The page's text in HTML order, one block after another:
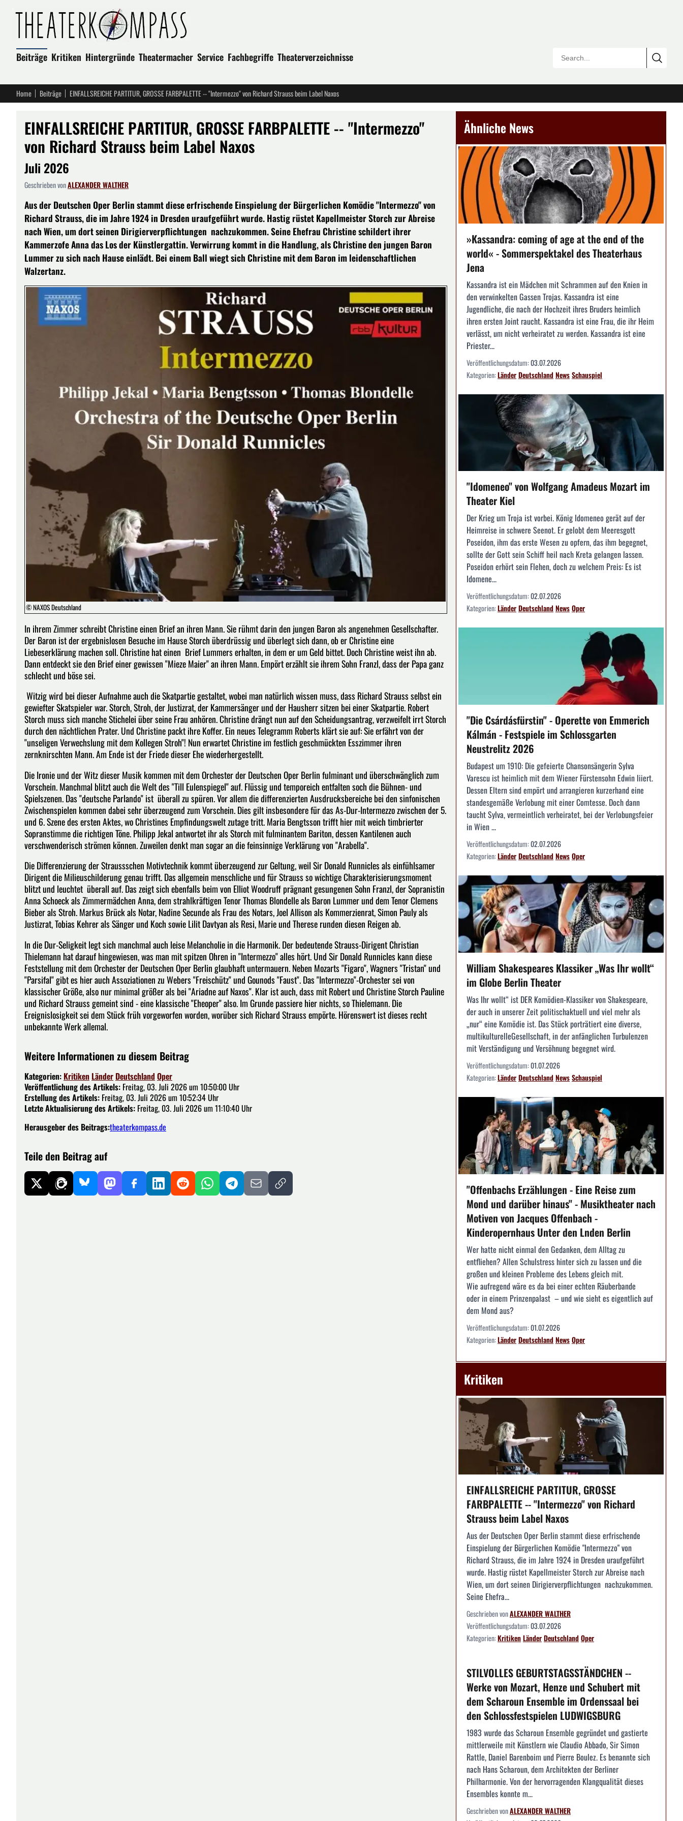
Beiträge Kritiken Hintergründe Theatermacher Service Fachbegriffe Theaterverzeichnisse
Home Beiträge EINFALLSREICHE PARTITUR, GROSSE FARBPALETTE -- "Intermezzo" von Richard Strauss beim Label Naxos
EINFALLSREICHE PARTITUR, GROSSE FARBPALETTE -- "Intermezzo"
von Richard Strauss beim Label Naxos
Juli 2026
Geschrieben vonALEXANDER WALTHER
Aus der Deutschen Oper Berlin stammt diese erfrischende Einspielung der Bürgerlichen Komödie "Intermezzo" von
Richard Strauss, die im Jahre 1924 in Dresden uraufgeführt wurde. Hastig rüstet Kapellmeister Storch zur Abreise
nach Wien, um dort seinen Dirigierverpflichtungen nachzukommen. Seine Ehefrau Christine schildert ihrer
Kammerzofe Anna das Los der Künstlergattin. Verwirrung kommt in die Handlung, als Christine den jungen Baron
Lummer zu sich nach Hause einlädt. Bei einem Ball wiegt sich Christine mit dem Baron im leidenschaftlichen
Walzertanz.
© NAXOS Deutschland
In ihrem Zimmer schreibt Christine einen Brief an ihren Mann. Sie rühmt darin den jungen Baron als angenehmen Gesellschafter.
Der Baron ist der ergebnislosen Besuche im Hause Storch überdrüssig und überlegt sich dann, ob er Christine eine
Liebeserklärung machen soll. Christine hat einen Brief Lummers erhalten, in dem er um Geld bittet. Doch Christine weist ihn ab.
Dann entdeckt sie den Brief einer gewissen "Mieze Maier" an ihren Mann. Empört erzählt sie ihrem Sohn Franzl, dass der Papa ganz
schlecht und böse sei.
Witzig wird bei dieser Aufnahme auch die Skatpartie gestaltet, wobei man natürlich wissen muss, dass Richard Strauss selbst ein
gewiefter Skatspieler war. Storch, Stroh, der Justizrat, der Kammersänger und der Hausherr sitzen bei einer Skatpartie. Robert
Storch muss sich manche Stichelei über seine Frau anhören. Christine drängt nun auf den Scheidungsantrag, verzweifelt irrt Storch
durch den nächtlichen Prater. Und Christine packt ihre Koffer. Ein neues Telegramm Roberts klärt sie auf: Sie erfährt von der
"unseligen Verwechslung mit dem Kollegen Stroh"! Nun erwartet Christine im festlich geschmückten Esszimmer ihren
zernknirschten Mann. Am Ende ist der Friede dieser Ehe wiederhergestellt.
Die Ironie und der Witz dieser Musik kommen mit dem Orchester der Deutschen Oper Berlin fulminant und überschwänglich zum
Vorschein. Manchmal blitzt auch die Welt des "Till Eulenspiegel" auf. Flüssig und temporeich entfalten soch die Bühnen- und
Spielszenen. Das "deutsche Parlando" ist überall zu spüren. Vor allem die differenzierten Ausdrucksbereiche bei den sinfonischen
Zwischenspielen kommen dabei sehr überzeugend zum Vorschein. Dies gilt insbesondere für das As-Dur-Intermezzo zwischen der 5.
und 6. Szene des ersten Aktes, wo Christines Empfindungswelt zutage tritt. Maria Bengtsson trifft hier mit weich timbrierter
Sopranstimme die richtigen Töne. Philipp Jekal antwortet ihr als Storch mit fulminantem Bariton, dessen Kantilenen auch
verschwenderisch strömen können. Zuweilen denkt man sogar an die feinsinnige Verklärung von "Arabella".
Die Differenzierung der Straussschen Motivtechnik kommt überzeugend zur Geltung, weil Sir Donald Runnicles als einfühlsamer
Dirigent die Milieuschilderung genau trifft. Das allgemein menschliche und für Strauss so wichtige Charakterisierungsmoment
blitzt und leuchtet überall auf. Das zeigt sich ebenfalls beim von Elliot Woodruff prägnant gesungenen Sohn Franzl, der Sopranistin
Anna Schoeck als Zimmermädchen Anna, dem strahlkräftigen Tenor Thomas Blondelle als Baron Lummer und dem Tenor Clemens
Bieber als Stroh. Markus Brück als Notar, Nadine Secunde als Frau des Notars, Joel Allison als Kommerzienrat, Simon Pauly als
Justizrat, Tobias Kehrer als Sänger und Koch sowie Lilit Davtyan als Resi, Marie und Therese runden diesen Reigen ab.
In die Dur-Seligkeit legt sich manchmal auch leise Melancholie in die Harmonik. Der bedeutende Strauss-Dirigent Christian
Thielemann hat darauf hingewiesen, was man mit spitzen Ohren in "Intermezzo" alles hört. Und Sir Donald Runnicles kann diese
Feststellung mit dem Orchester der Deutschen Oper Berlin glaubhaft untermauern. Neben Mozarts "Figaro", Wagners "Tristan" und
"Parsifal" gibt es hier auch Assoziationen zu Webers "Freischütz" und Gounods "Faust". Das "Intermezzo"-Orchester sei von
klassischer Größe, also nur minimal größer als bei "Ariadne auf Naxos". Klar ist auch, dass mit Robert und Christine Storch Pauline
und Richard Strauss gemeint sind - eine klassische "Eheoper" also. Im Grunde passiere hier nichts, so Thielemann. Die
Ereignislosigkeit sei dem Stück früh vorgeworfen worden, worüber sich Richard Strauss empörte. Hörenswert ist dieses recht
unbekannte Werk allemal.
Weitere Informationen zu diesem Beitrag
Kategorien: Kritiken Länder Deutschland Oper
Veröffentlichung des Artikels: Freitag, 03. Juli 2026 um 10:50:00 Uhr
Erstellung des Artikels: Freitag, 03. Juli 2026 um 10:52:34 Uhr
Letzte Aktualisierung des Artikels: Freitag, 03. Juli 2026 um 11:10:40 Uhr
Herausgeber des Beitrags:theaterkompass.de
Teile den Beitrag auf
Ähnliche News
»Kassandra: coming of age at the end of the
world« - Sommerspektakel des Theaterhaus
Jena
Kassandra ist ein Mädchen mit Schrammen auf den Knien in
den verwinkelten Gassen Trojas. Kassandra ist eine
Jugendliche, die nach der Hochzeit ihres Bruders heimlich
ihren ersten Joint raucht. Kassandra ist eine Frau, die ihr Heim
verlässt, um nicht verheiratet zu werden. Kassandra ist eine
Priester...
Veröffentlichungsdatum:03.07.2026
Kategorien:LänderDeutschlandNewsSchauspiel
"Idomeneo" von Wolfgang Amadeus Mozart im
Theater Kiel
Der Krieg um Troja ist vorbei. König Idomeneo gerät auf der
Heimreise in schwere Seenot. Er gelobt dem Meeresgott
Poseidon, ihm das erste Wesen zu opfern, das ihm begegnet,
sollte der Gott sein Schiff heil nach Kreta gelangen lassen.
Poseidon erhört sein Flehen, doch zu welchem Preis: Es ist
Idomene...
Veröffentlichungsdatum:02.07.2026
Kategorien:LänderDeutschlandNewsOper
"Die Csárdásfürstin" - Operette von Emmerich
Kálmán - Festspiele im Schlossgarten
Neustrelitz 2026
Budapest um 1910: Die gefeierte Chansonsängerin Sylva
Varescu ist heimlich mit dem Wiener Fürstensohn Edwin liiert.
Dessen Eltern sind empört und arrangieren kurzerhand eine
standesgemäße Verlobung mit einer Comtesse. Doch dann
taucht Sylva, vermeintlich verheiratet, bei der Verlobungsfeier
in Wien ...
Veröffentlichungsdatum:02.07.2026
Kategorien:LänderDeutschlandNewsOper
William Shakespeares Klassiker „Was Ihr wollt“
im Globe Berlin Theater
Was Ihr wollt“ ist DER Komödien-Klassiker von Shakespeare,
der auch in unserer Zeit politischaktuell und viel mehr als
„nur“ eine Komödie ist. Das Stück porträtiert eine diverse,
multikulturelleGesellschaft, in der anfänglichen Turbulenzen
mit Verständigung und Versöhnung begegnet wird.
Veröffentlichungsdatum:01.07.2026
Kategorien:LänderDeutschlandNewsSchauspiel
"Offenbachs Erzählungen - Eine Reise zum
Mond und darüber hinaus" - Musiktheater nach
Motiven von Jacques Offenbach -
Kinderopernhaus Unter den Lnden Berlin
Wer hatte nicht einmal den Gedanken, dem Alltag zu
entfliehen? Allen Schulstress hinter sich zu lassen und die
großen und kleinen Probleme des Lebens gleich mit.
Wie aufregend wäre es da bei einer echten Räuberbande
oder in einem Prinzenpalast – und wie sieht es eigentlich auf
dem Mond aus?
Veröffentlichungsdatum:01.07.2026
Kategorien:LänderDeutschlandNewsOper
Kritiken
EINFALLSREICHE PARTITUR, GROSSE
FARBPALETTE -- "Intermezzo" von Richard
Strauss beim Label Naxos
Aus der Deutschen Oper Berlin stammt diese erfrischende
Einspielung der Bürgerlichen Komödie "Intermezzo" von
Richard Strauss, die im Jahre 1924 in Dresden uraufgeführt
wurde. Hastig rüstet Kapellmeister Storch zur Abreise nach
Wien, um dort seinen Dirigierverpflichtungen nachzukommen.
Seine Ehefra...
Geschrieben vonALEXANDER WALTHER
Veröffentlichungsdatum:03.07.2026
Kategorien:KritikenLänderDeutschlandOper
STILVOLLES GEBURTSTAGSSTÄNDCHEN --
Werke von Mozart, Henze und Schubert mit
dem Scharoun Ensemble im Ordenssaal bei
den Schlossfestspielen LUDWIGSBURG
1983 wurde das Scharoun Ensemble gegründet und gastierte
mittlerweile mit Künstlern wie Claudio Abbado, Sir Simon
Rattle, Daniel Barenboim und Pierre Boulez. Es benannte sich
nach Hans Scharoun, dem Architekten der Berliner
Philharmonie. Von der hervorragenden Klangqualität dieses
Ensembles konnte m...
Geschrieben vonALEXANDER WALTHER